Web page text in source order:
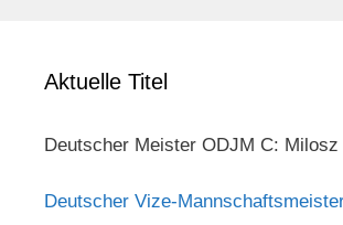
Aktuelle Titel
Deutscher Meister ODJM C:
Deutscher Vize-